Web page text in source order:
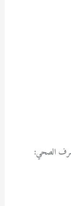
الصحي: